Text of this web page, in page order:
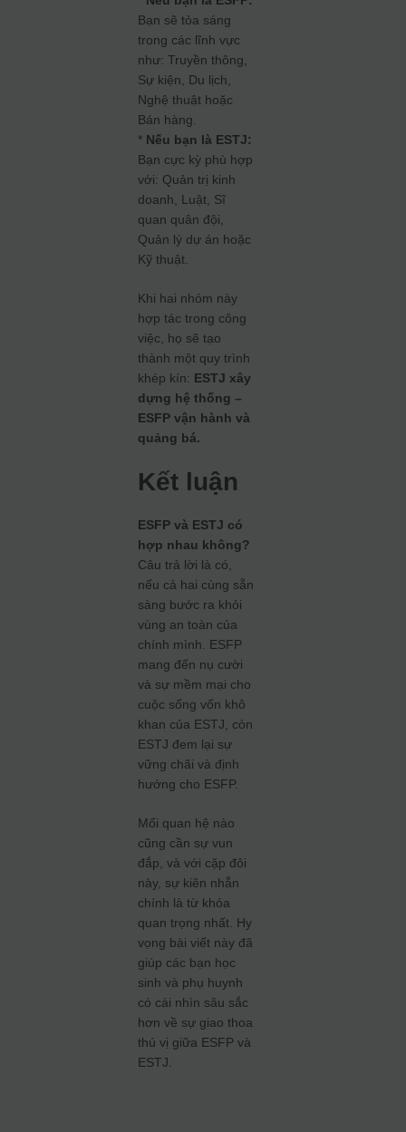
Bạn sẽ tỏa sáng
trong các lĩnh vực
như: Truyền thông,
Sự kiện, Du lịch,
Nghệ thuật hoặc
Bán hàng.
* Nếu bạn là ESTJ:
Bạn cực kỳ phù hợp
với: Quản trị kinh
doanh, Luật, Sĩ
quan quân đội,
Quản lý dự án hoặc
Kỹ thuật.
Khi hai nhóm này
hợp tác trong công
việc, họ sẽ tạo
thành một quy trình
khép kín: ESTJ xây
dựng hệ thống –
ESFP vận hành và
quảng bá.
Kết luận
ESFP và ESTJ có
hợp nhau không?
Câu trả lời là có,
nếu cả hai cùng sẵn
sàng bước ra khỏi
vùng an toàn của
chính mình. ESFP
mang đến nụ cười
và sự mềm mại cho
cuộc sống vốn khô
khan của ESTJ, còn
ESTJ đem lại sự
vững chãi và định
hướng cho ESFP.
Mối quan hệ nào
cũng cần sự vun
đắp, và với cặp đôi
này, sự kiên nhẫn
chính là từ khóa
quan trọng nhất. Hy
vọng bài viết này đã
giúp các bạn học
sinh và phụ huynh
có cái nhìn sâu sắc
hơn về sự giao thoa
thú vị giữa ESFP và
ESTJ.